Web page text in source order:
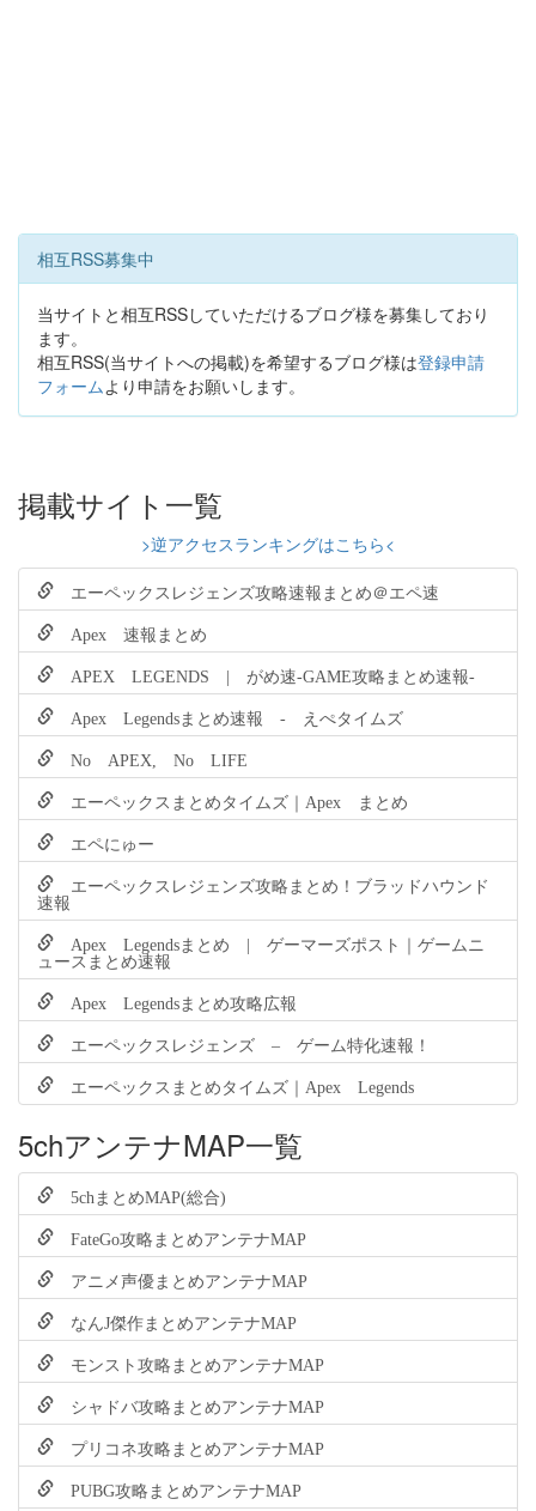
相互RSS募集中
当サイトと相互RSSしていただけるブログ様を募集しており
ます。
相互RSS(当サイトへの掲載)を希望するブログ様は登録申請
フォームより申請をお願いします。
掲載サイト一覧
>逆アクセスランキングはこちら<
エーペックスレジェンズ攻略速報まとめ＠エペ速
Apex 速報まとめ
APEX LEGENDS | がめ速-GAME攻略まとめ速報-
Apex Legendsまとめ速報 - えぺタイムズ
No APEX, No LIFE
エーペックスまとめタイムズ｜Apex まとめ
エペにゅー
エーペックスレジェンズ攻略まとめ！ブラッドハウンド
速報
Apex Legendsまとめ | ゲーマーズポスト｜ゲームニ
ュースまとめ速報
Apex Legendsまとめ攻略広報
エーペックスレジェンズ – ゲーム特化速報！
エーペックスまとめタイムズ｜Apex Legends
5chアンテナMAP一覧
5chまとめMAP(総合)
FateGo攻略まとめアンテナMAP
アニメ声優まとめアンテナMAP
なんJ傑作まとめアンテナMAP
モンスト攻略まとめアンテナMAP
シャドバ攻略まとめアンテナMAP
プリコネ攻略まとめアンテナMAP
PUBG攻略まとめアンテナMAP